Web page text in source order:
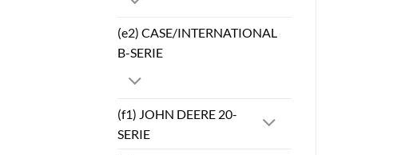
(e2) CASE/INTERNATIONAL
B-SERIE
(f1) JOHN DEERE 20-
SERIE